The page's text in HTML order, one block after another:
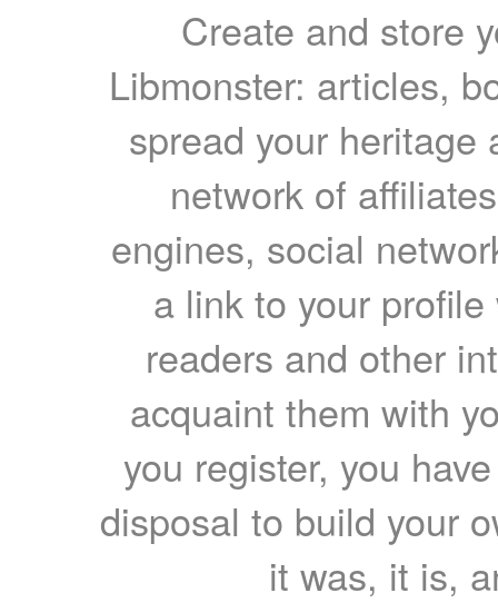
Create and store
Libmonster: articles,
spread your heritage
network of
engines, social
a link to your
readers and other
acquaint them with
you register, you
disposal to build your
it was, it is,